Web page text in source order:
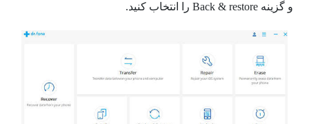
و گزینه Back & restore را انتخاب کنید.